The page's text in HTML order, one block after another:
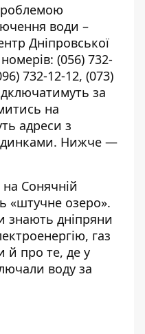
води –
Дніпровської
(056) 732-
732-12-12, (073)
за
на
адреси з
Нижче —
на Сонячній
«штучне озеро».
знають дніпряни
газ
й про те, де у
воду за